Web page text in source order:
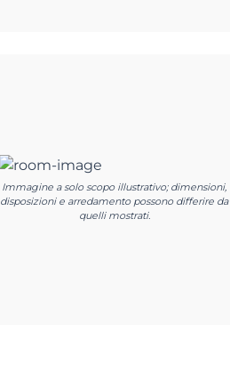
Immagine a solo scopo illustrativo; dimensioni,
disposizioni e arredamento possono differire da
quelli mostrati.